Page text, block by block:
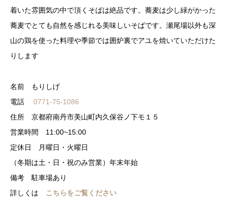
着いた雰囲気の中で頂くそばは絶品です。蕎麦は少し緑がかった
蕎麦でとても自然を感じれる美味しいそばです。瀬尾場以外も深
山の鶏を使った料理や季節では囲炉裏でアユを焼いていただけた
りします
名前 もりしげ
電話 0771-75-1086
住所 京都府南丹市美山町内久保谷ノ下モ１５
営業時間 11:00~15:00
定休日 月曜日・火曜日
（冬期は土・日・祝のみ営業）年末年始
備考 駐車場あり
詳しくは こちらをご覧ください